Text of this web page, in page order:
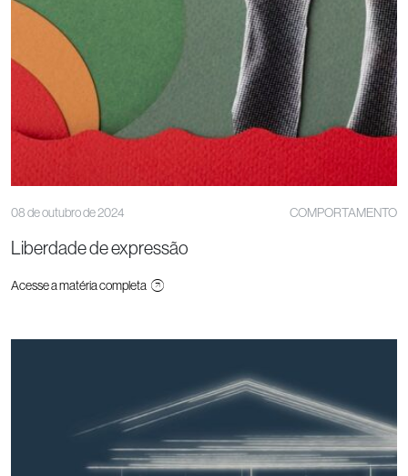
08 de outubro de 2024 COMPORTAMENTO
Liberdade de expressão
Acesse a matéria completa